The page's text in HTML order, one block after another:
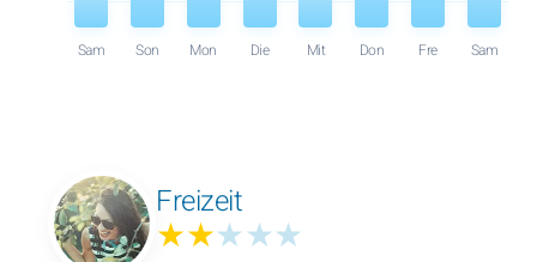
Sam Son Mon Die Mit Don Fre Sam
Freizeit
★★★★★